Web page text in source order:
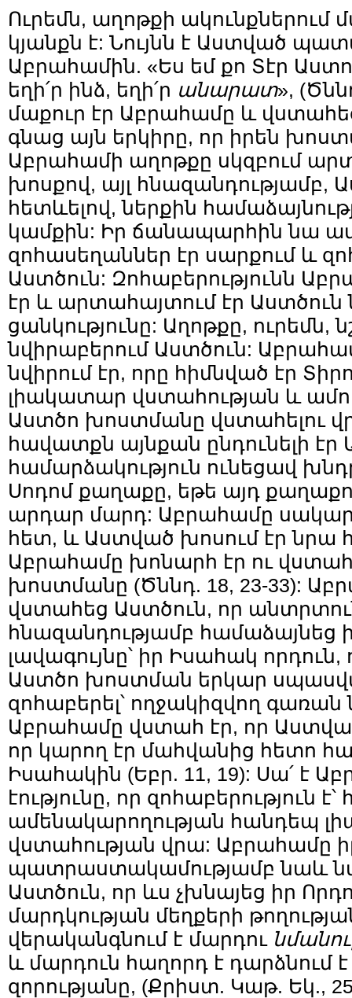
Ուրեմն, աղոթքի
կյանքն է: Նույնն է Աստված
Աբրահամին. «Ես եմ քո Տէր
եղի՛ր ինձ, եղի՛ր անարատ»,
մաքուր էր Աբրահամը և
գնաց այն երկիրը, որ իրեն
Աբրահամի աղոթքը սկզբում
խոսքով, այլ հնազանդությամբ,
հետևելով, ներքին
կամքին: Իր ճանապարհին նա
զոհասեղաններ էր սարքում և
Աստծուն: Զոհաբերությունն
էր և արտահայտում էր Աստծուն
ցանկությունը: Աղոթքը, ուրեմն,
նվիրաբերում Աստծուն:
նվիրում էր, որը հիմնված էր
լիակատար վստահության և
Աստծո խոստմանը վստահելու
հավատքն այնքան ընդունելի
համարձակություն ունեցավ
Սոդոմ քաղաքը, եթե այդ
արդար մարդ: Աբրահամը
հետ, և Աստված խոսում էր նրա
Աբրահամը խոնարհ էր ու
խոստմանը (Ծննդ. 18, 23-33):
վստահեց Աստծուն, որ
հնազանդությամբ համաձայնեց
լավագույնը՝ իր Իսահակ
Աստծո խոստման երկար
զոհաբերել՝ ողջակիզվող
Աբրահամը վստահ էր, որ
որ կարող էր մահվանից հետո
Իսահակին (Եբր. 11, 19): Սա՛ է
էությունը, որ զոհաբերություն
ամենակարողության հանդեպ
վստահության վրա: Աբրահամը իր
պատրաստակամությամբ նաև
Աստծուն, որ ևս չխնայեց իր
մարդկության մեղքերի
վերականգնում է մարդու
և մարդուն հաղորդ է դարձնում
զորությանը, (Քրիստ. Կաթ. Եկ.,